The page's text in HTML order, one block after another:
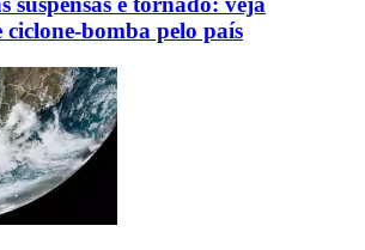
ciclone-bomba pelo país